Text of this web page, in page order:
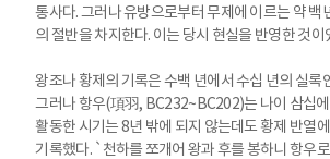
통사다. 그러나 유방으로부터 무제에 이르는 약
의 절반을 차지한다. 이는 당시 현실을 반영한 것이
왕조나 황제의 기록은 수백 년에서 수십 년의 실록
그러나 항우(項羽, BC232~BC202)는 나이 삼십
활동한 시기는 8년 밖에 되지 않는데도 황제 반열
기록했다. `천하를 쪼개어 왕과 후를 봉하니 항우